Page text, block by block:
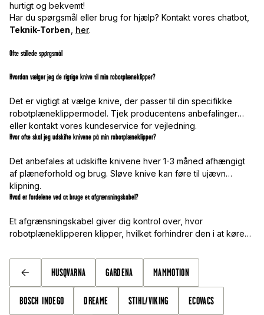
hurtigt og bekvemt!
Har du spørgsmål eller brug for hjælp? Kontakt vores chatbot,
Teknik-Torben
her.
Ofte stillede spørgsmål
Hvordan vælger jeg de rigtige knive til min robotplæneklipper?
Det er vigtigt at vælge knive, der passer til din specifikke
robotplæneklippermodel. Tjek producentens anbefalinger
eller kontakt vores kundeservice for vejledning.
Hvor ofte skal jeg udskifte knivene på min robotplæneklipper?
Det anbefales at udskifte knivene hver 1-3 måned afhængigt
af plæneforhold og brug. Sløve knive kan føre til ujævn
klipning.
Hvad er fordelene ved at bruge et afgrænsningskabel?
Et afgrænsningskabel giver dig kontrol over, hvor
robotplæneklipperen klipper, hvilket forhindrer den i at køre
TILBAGE
HUSQVARNA GARDENA MAMMOTION
BOSCH INDEGO DREAME STIHL/VIKING ECOVACS